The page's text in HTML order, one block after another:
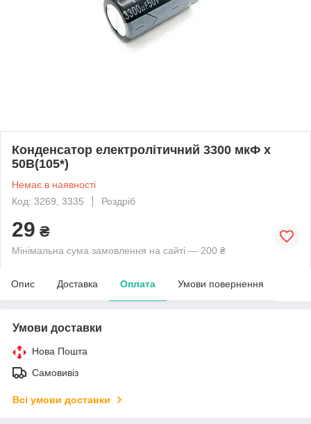
Конденсатор електролітичний 3300 мкФ х
50В(105*)
Немає в наявності
Код: 3269, 3335
Роздріб
29 ₴
Мінімальна сума замовлення на сайті — 200 ₴
Опис Доставка Оплата Умови повернення
Умови доставки
Нова Пошта
Самовивіз
Всі умови доставки